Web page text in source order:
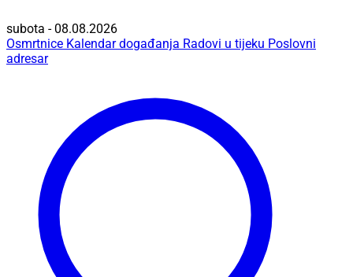
subota - 08.08.2026
Osmrtnice Kalendar događanja Radovi u tijeku Poslovni
adresar